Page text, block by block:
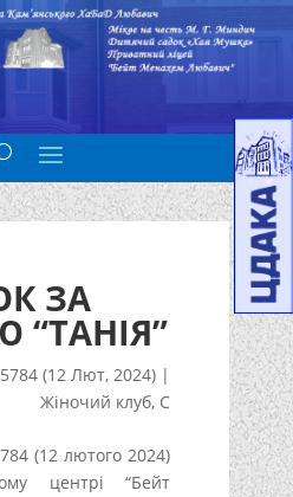
ЗА
(12 Лют, 2024) |
Жіночий клуб, С
(12 лютого 2024)
центрі “Бейт